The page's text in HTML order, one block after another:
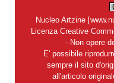
Nucleo Artzine [
Licenza Creative
- Non opere
E' possibile
sempre il sito
all'articolo